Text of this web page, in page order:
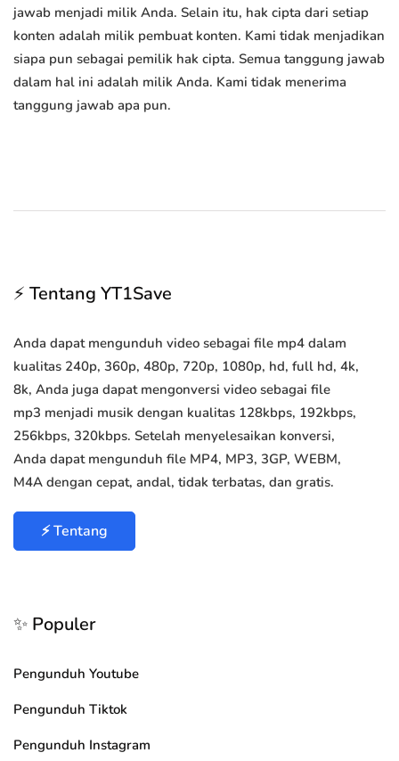
jawab menjadi milik Anda. Selain itu, hak cipta dari setiap
konten adalah milik pembuat konten. Kami tidak menjadikan
siapa pun sebagai pemilik hak cipta. Semua tanggung jawab
dalam hal ini adalah milik Anda. Kami tidak menerima
tanggung jawab apa pun.
⚡ Tentang YT1Save
Anda dapat mengunduh video sebagai file mp4 dalam
kualitas 240p, 360p, 480p, 720p, 1080p, hd, full hd, 4k,
8k, Anda juga dapat mengonversi video sebagai file
mp3 menjadi musik dengan kualitas 128kbps, 192kbps,
256kbps, 320kbps. Setelah menyelesaikan konversi,
Anda dapat mengunduh file MP4, MP3, 3GP, WEBM,
M4A dengan cepat, andal, tidak terbatas, dan gratis.
⚡ Tentang
✨ Populer
Pengunduh Youtube
Pengunduh Tiktok
Pengunduh Instagram